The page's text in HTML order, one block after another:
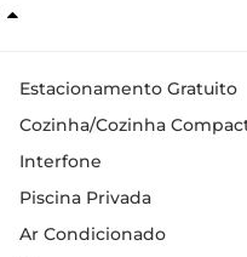
Estacionamento Gratuito
Cozinha/Cozinha
Interfone
Piscina Privada
Ar Condicionado